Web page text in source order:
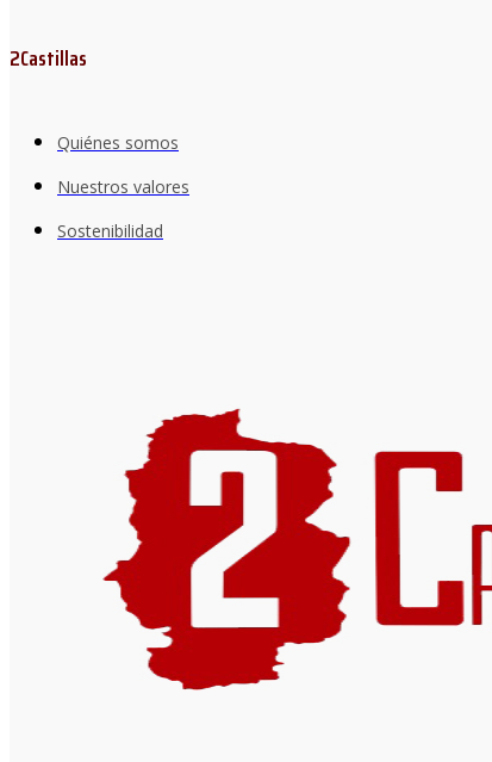
2Castillas
Quiénes somos
Nuestros valores
Sostenibilidad